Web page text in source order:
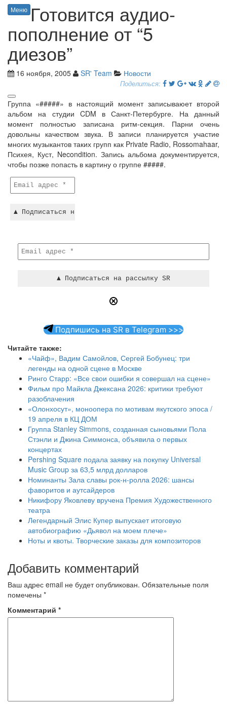
Меню Готовится аудио-
пополнение от “5
диезов”
16 ноября, 2005 SR' Team Новости
Поделиться:
Группа «#####» в настоящий момент записываюет второй
альбом на студии CDM в Санкт-Петербурге. На данный
момент полностью записана ритм-секция. Парни очень
довольны качеством звука. В записи планируется участие
многих музыкантов таких групп как Private Radio, Rossomahaar,
Психея, Куст, Necondition. Запись альбома документируется,
чтобы позже попасть в картину о группе #####.
Подпишись на SR в Telegram >>>
Читайте также:
«Чайф», Вадим Самойлов, Сергей Бобунец: три
легенды на одной сцене в Москве
Ринго Старр: «Все свои ошибки я совершал на сцене»
Фильм про Майкла Джексана 2026: критики требуют
разоблачения
«Олонхосут», моноопера по мотивам якутского эпоса /
19 апреля в КЦ ДОМ
Группа Stanley Simmons, созданная сыновьями Пола
Стэнли и Джина Симмонса, объявила о первых
концертах
Pershing Square подала заявку на покупку Universal
Music Group за 63,5 млрд долларов
Номинанты Зала славы рок-н-ролла 2026: шансы
фаворитов и аутсайдеров
Никифору Яковлеву вручена Премия Художественного
театра
Легендарный Элис Купер выпускает итоговую
автобиографию «Дьявол на моем плече»
Ноты и квоты. Творческие заказы для композиторов
Добавить комментарий
Ваш адрес email не будет опубликован. Обязательные поля
помечены *
Комментарий *